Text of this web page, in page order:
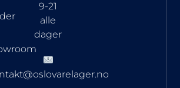
9-21
alle
dager